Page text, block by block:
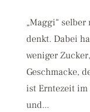
„Maggi“
denkt. Dabei
weniger
Geschmacke,
ist Erntezeit im
und...